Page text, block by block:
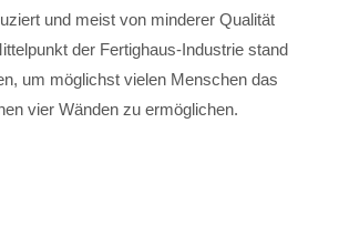
und meist von minderer Qualität
der Fertighaus-Industrie stand
um möglichst vielen Menschen das
vier Wänden zu ermöglichen.